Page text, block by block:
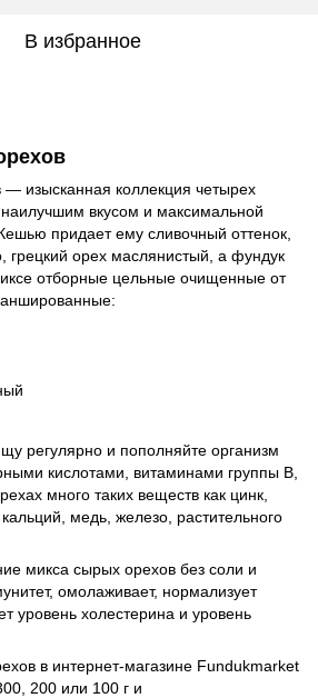
В избранное
изысканная коллекция четырех
вкусом и максимальной
придает ему сливочный оттенок,
грецкий орех маслянистый, а фундук
отборные цельные очищенные от
регулярно и пополняйте организм
кислотами, витаминами группы B,
много таких веществ как цинк,
медь, железо, растительного
микса сырых орехов без соли и
омолаживает, нормализует
уровень холестерина и уровень
в интернет-магазине Fundukmarket
200 или 100 г и